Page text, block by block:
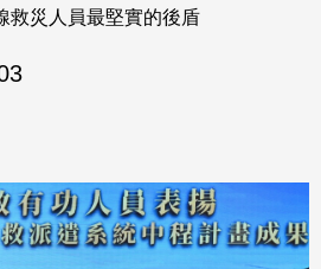
救災人員最堅實的後盾